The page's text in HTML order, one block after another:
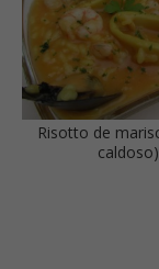
Risotto de
caldoso)